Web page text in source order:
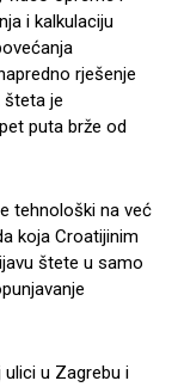
i kalkulaciju
rješenje
šteta je
puta brže od
tehnološki na već
koja Croatijinim
štete u samo
u Zagrebu i